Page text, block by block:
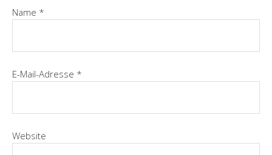
Name *
E-Mail-Adresse *
Website